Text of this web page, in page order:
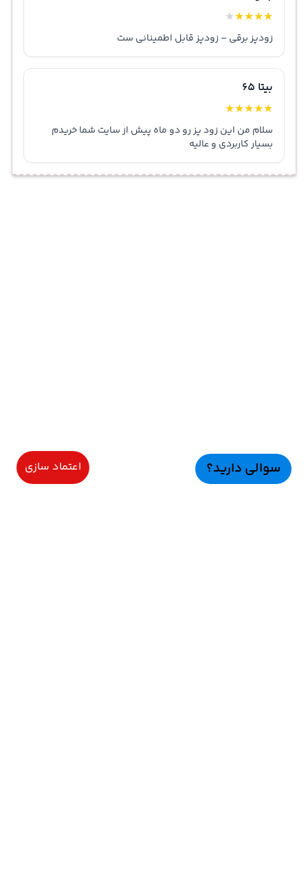
★
★
★
★
★
زودپز برقی – زودپز قابل اطمینانی ست
بیتا 65
★
★
★
★
★
سلام من این زود پز رو دو ماه پیش از سایت شما خریدم
بسیار کاربردی و عالیه
سوالی دارید؟ اعتماد سازی